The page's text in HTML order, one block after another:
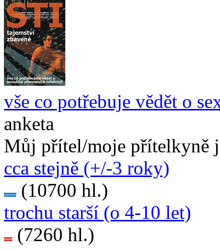
vše co potřebuje vědět o
anketa
Můj přítel/moje přítelkyně
cca stejně (+/-3 roky)
(10700 hl.)
trochu starší (o 4-10 let)
(7260 hl.)